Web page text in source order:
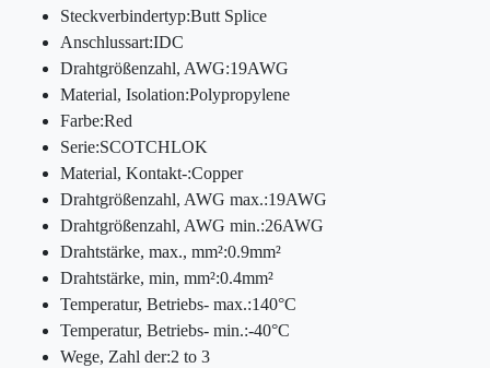
Steckverbindertyp:Butt Splice
Anschlussart:IDC
Drahtgrößenzahl, AWG:19AWG
Material, Isolation:Polypropylene
Farbe:Red
Serie:SCOTCHLOK
Material, Kontakt-:Copper
Drahtgrößenzahl, AWG max.:19AWG
Drahtgrößenzahl, AWG min.:26AWG
Drahtstärke, max., mm²:0.9mm²
Drahtstärke, min, mm²:0.4mm²
Temperatur, Betriebs- max.:140°C
Temperatur, Betriebs- min.:-40°C
Wege, Zahl der:2 to 3